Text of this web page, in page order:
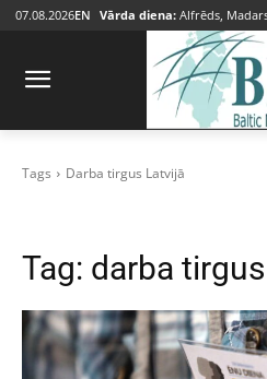
07.08.2026EN Vārda diena: Alfrēds,
Tags Darba tirgus Latvijā
Tag: darba